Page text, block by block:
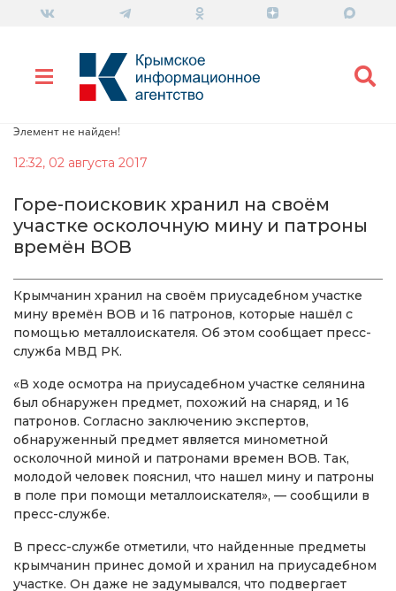
Элемент не найден!
12:32, 02 августа 2017
Горе-поисковик хранил на своём
участке осколочную мину и патроны
времён ВОВ
Крымчанин хранил на своём приусадебном участке
мину времён ВОВ и 16 патронов, которые нашёл с
помощью металлоискателя. Об этом сообщает пресс-
служба МВД РК.
«В ходе осмотра на приусадебном участке селянина
был обнаружен предмет, похожий на снаряд, и 16
патронов. Согласно заключению экспертов,
обнаруженный предмет является минометной
осколочной миной и патронами времен ВОВ. Так,
молодой человек пояснил, что нашел мину и патроны
в поле при помощи металлоискателя», — сообщили в
пресс-службе.
В пресс-службе отметили, что найденные предметы
крымчанин принес домой и хранил на приусадебном
участке. Он даже не задумывался, что подвергает